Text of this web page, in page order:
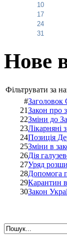
10
17
24
31
Нове
Фільтрувати за
#Заголовок
21Закон про
22Зміни до
23Лікарняні
24Позиція
25Зміни в
26Дія
27Уряд
28Допомога
29Карантин
30Закон